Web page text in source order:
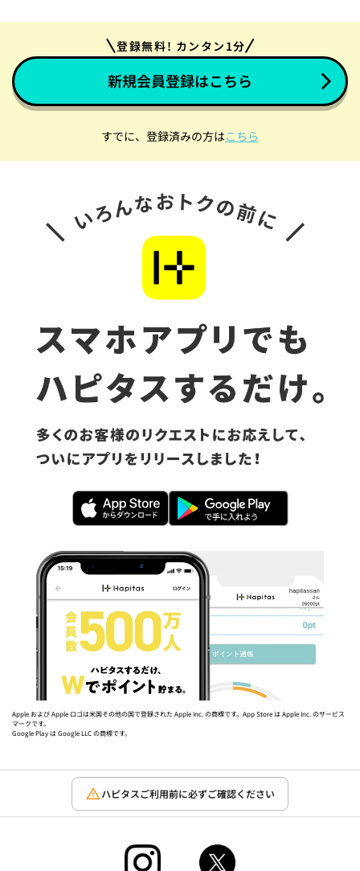
登録無料! カンタン1分
新規会員登録はこちら
すでに、登録済みの方はこちら
Apple および Apple ロゴは米国その他の国で登録された Apple Inc. の商標です。App Store は Apple Inc. のサービス
マークです。
Google Play は Google LLC の商標です。
ハピタスご利用前に必ずご確認ください